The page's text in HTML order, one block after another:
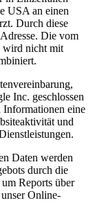
USA an einen
Durch diese
Die vom
wird nicht mit
Inc. geschlossen
Informationen eine
und
Daten werden
durch die
Reports über
Online-